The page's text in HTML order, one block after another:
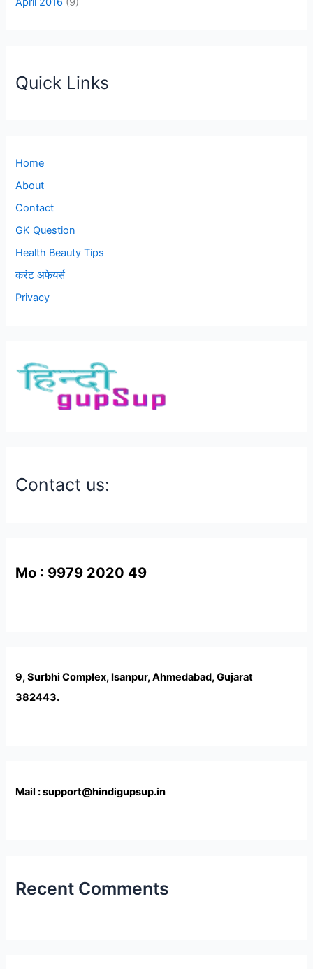
Quick Links
Home
About
Contact
GK Question
Health Beauty Tips
करंट अफेयर्स
Privacy
Contact us:
Mo : 9979 2020 49
9, Surbhi Complex, Isanpur, Ahmedabad, Gujarat
382443.
Mail : support@hindigupsup.in
Recent Comments